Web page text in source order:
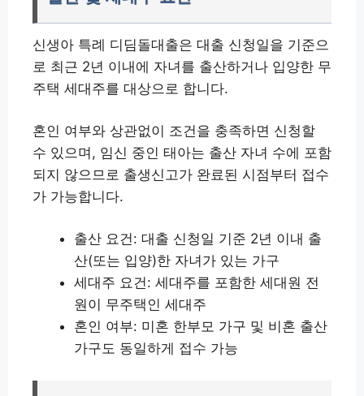
신생아 특례 디딤돌대출은 대출 신청일을 기준으
로 최근 2년 이내에 자녀를 출산하거나 입양한 무
주택 세대주를 대상으로 합니다.
혼인 여부와 상관없이 조건을 충족하면 신청할
수 있으며, 임신 중인 태아는 출산 자녀 수에 포함
되지 않으므로 출생신고가 완료된 시점부터 접수
가 가능합니다.
출산 요건: 대출 신청일 기준 2년 이내 출
산(또는 입양)한 자녀가 있는 가구
세대주 요건: 세대주를 포함한 세대원 전
원이 무주택인 세대주
혼인 여부: 미혼 한부모 가구 및 비혼 출산
가구도 동일하게 접수 가능